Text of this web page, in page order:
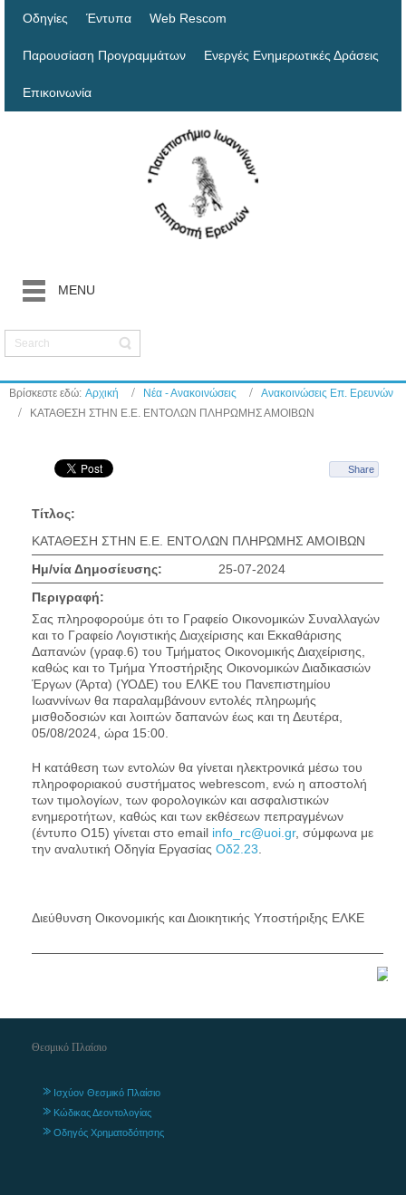
Οδηγίες Έντυπα Web Rescom
Παρουσίαση Προγραμμάτων Ενεργές Ενημερωτικές Δράσεις
Επικοινωνία
MENU
Βρίσκεστε εδώ: Αρχική Νέα - Ανακοινώσεις
Ανακοινώσεις Επ. Ερευνών
ΚΑΤΑΘΕΣΗ ΣΤΗΝ Ε.Ε. ΕΝΤΟΛΩΝ ΠΛΗΡΩΜΗΣ ΑΜΟΙΒΩΝ
Share
Τίτλος:
ΚΑΤΑΘΕΣΗ ΣΤΗΝ Ε.Ε. ΕΝΤΟΛΩΝ ΠΛΗΡΩΜΗΣ ΑΜΟΙΒΩΝ
Ημ/νία Δημοσίευσης:
25-07-2024
Περιγραφή:
Σας πληροφορούμε ότι το Γραφείο Οικονομικών Συναλλαγών
και το Γραφείο Λογιστικής Διαχείρισης και Εκκαθάρισης
Δαπανών (γραφ.6) του Τμήματος Οικονομικής Διαχείρισης,
καθώς και το Τμήμα Υποστήριξης Οικονομικών Διαδικασιών
Έργων (Άρτα) (ΥΟΔΕ) του ΕΛΚΕ του Πανεπιστημίου
Ιωαννίνων θα παραλαμβάνουν εντολές πληρωμής
μισθοδοσιών και λοιπών δαπανών έως και τη Δευτέρα,
05/08/2024, ώρα 15:00.
Η κατάθεση των εντολών θα γίνεται ηλεκτρονικά μέσω του
πληροφοριακού συστήματος webrescom, ενώ η αποστολή
των τιμολογίων, των φορολογικών και ασφαλιστικών
ενημεροτήτων, καθώς και των εκθέσεων πεπραγμένων
(έντυπο Ο15) γίνεται στο email info_rc@uoi.gr, σύμφωνα με
την αναλυτική Οδηγία Εργασίας Οδ2.23
Διεύθυνση Οικονομικής και Διοικητικής Υποστήριξης ΕΛΚΕ
Θεσμικό Πλαίσιο
Ισχύον Θεσμικό Πλαίσιο
Κώδικας Δεοντολογίας
Οδηγός Χρηματοδότησης